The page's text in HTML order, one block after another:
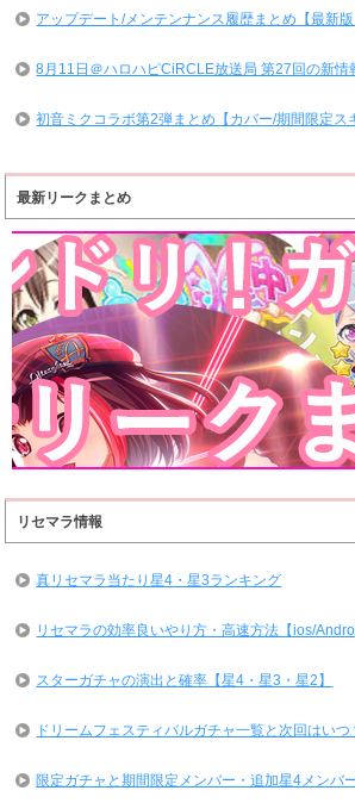
アップデート/メンテンナンス履歴まとめ【最新版
8月11日＠ハロハピCiRCLE放送局 第27回の新情
初音ミクコラボ第2弾まとめ【カバー/期間限定ス
最新リークまとめ
リセマラ情報
真リセマラ当たり星4・星3ランキング
リセマラの効率良いやり方・高速方法【ios/
スターガチャの演出と確率【星4・星3・星2】
ドリームフェスティバルガチャ一覧と次回はい
限定ガチャと期間限定メンバー・追加星4メンバ